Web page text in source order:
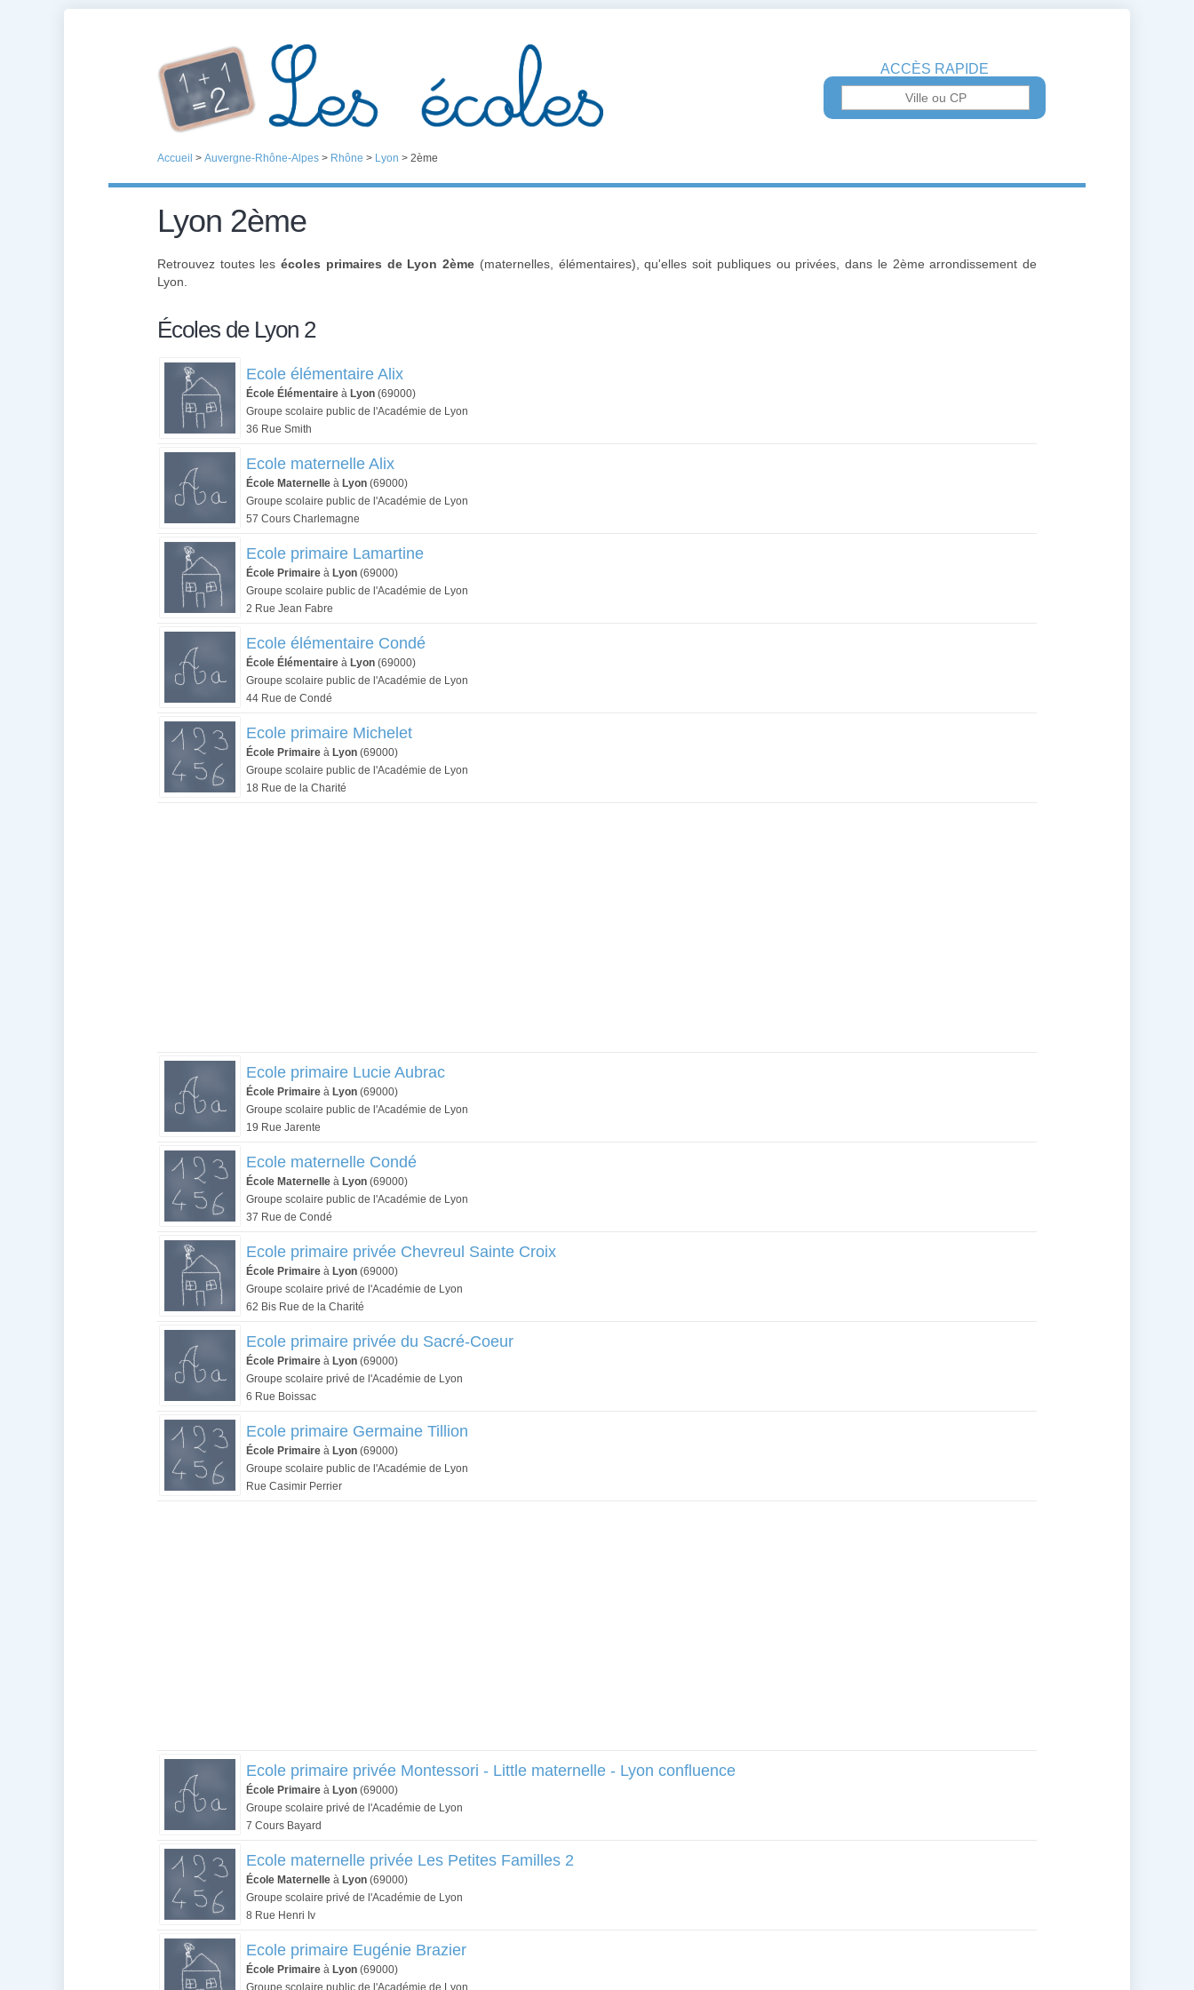
ACCÈS RAPIDE
Accueil > Auvergne-Rhône-Alpes > Rhône > Lyon > 2ème
Lyon 2ème
Retrouvez toutes lesécoles primaires de Lyon 2ème (maternelles, élémentaires), qu'elles soit publiques ou privées, dans le 2ème arrondissement de
Lyon.
Écoles de Lyon 2
Ecole élémentaire Alix
École Élémentaire à Lyon (69000)
Groupe scolaire public de l'Académie de Lyon
36 Rue Smith
Ecole maternelle Alix
École Maternelle à Lyon (69000)
Groupe scolaire public de l'Académie de Lyon
57 Cours Charlemagne
Ecole primaire Lamartine
École Primaire à Lyon (69000)
Groupe scolaire public de l'Académie de Lyon
2 Rue Jean Fabre
Ecole élémentaire Condé
École Élémentaire à Lyon (69000)
Groupe scolaire public de l'Académie de Lyon
44 Rue de Condé
Ecole primaire Michelet
École Primaire à Lyon (69000)
Groupe scolaire public de l'Académie de Lyon
18 Rue de la Charité
Ecole primaire Lucie Aubrac
École Primaire à Lyon (69000)
Groupe scolaire public de l'Académie de Lyon
19 Rue Jarente
Ecole maternelle Condé
École Maternelle à Lyon (69000)
Groupe scolaire public de l'Académie de Lyon
37 Rue de Condé
Ecole primaire privée Chevreul Sainte Croix
École Primaire à Lyon (69000)
Groupe scolaire privé de l'Académie de Lyon
62 Bis Rue de la Charité
Ecole primaire privée du Sacré-Coeur
École Primaire à Lyon (69000)
Groupe scolaire privé de l'Académie de Lyon
6 Rue Boissac
Ecole primaire Germaine Tillion
École Primaire à Lyon (69000)
Groupe scolaire public de l'Académie de Lyon
Rue Casimir Perrier
Ecole primaire privée Montessori - Little maternelle - Lyon confluence
École Primaire à Lyon (69000)
Groupe scolaire privé de l'Académie de Lyon
7 Cours Bayard
Ecole maternelle privée Les Petites Familles 2
École Maternelle à Lyon (69000)
Groupe scolaire privé de l'Académie de Lyon
8 Rue Henri Iv
Ecole primaire Eugénie Brazier
École Primaire à Lyon (69000)
Groupe scolaire public de l'Académie de Lyon